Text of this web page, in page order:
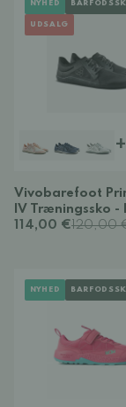
+
NYHED
UDSALG
Vivobarefoot
IV Træningssko -
114,00 €120,00
NYHED